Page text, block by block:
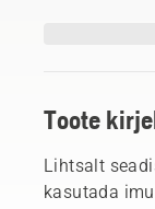
Toote
Lihtsalt
kasutada